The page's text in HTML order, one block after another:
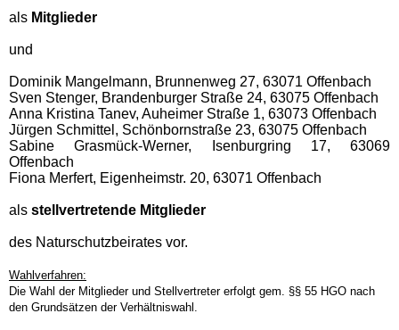
als Mitglieder
und
Dominik Mangelmann, Brunnenweg 27, 63071 Offenbach
Sven Stenger, Brandenburger Straße 24, 63075 Offenbach
Anna Kristina Tanev, Auheimer Straße 1, 63073 Offenbach
Jürgen Schmittel, Schönbornstraße 23, 63075 Offenbach
Sabine Grasmück-Werner, Isenburgring 17, 63069
Offenbach
Fiona Merfert, Eigenheimstr. 20, 63071 Offenbach
als stellvertretende Mitglieder
des Naturschutzbeirates vor.
Wahlverfahren:
Die Wahl der Mitglieder und Stellvertreter erfolgt gem. §§ 55 HGO nach
den Grundsätzen der Verhältniswahl.